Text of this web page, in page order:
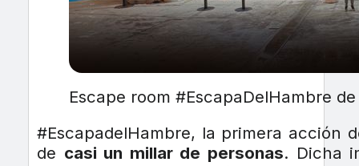
Escape room #EscapaDelHambre
#EscapadelHambre, la primera acción
de casi un millar de personas. Dicha